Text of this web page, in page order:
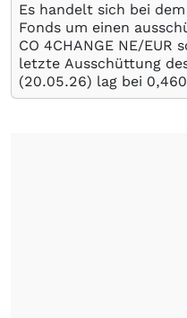
Es handelt sich bei dem
Fonds um einen
CO 4CHANGE NE/
letzte Ausschüttung
(20.05.26) lag bei 0,460